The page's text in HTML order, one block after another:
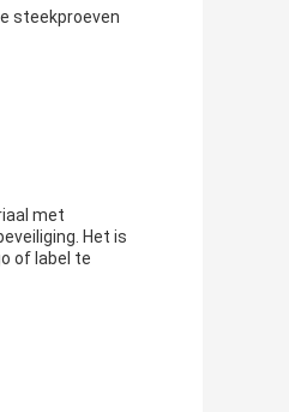
steekproeven
met
Het is
of label te